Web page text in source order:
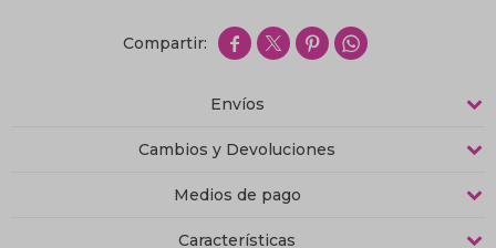
   
Envíos
Cambios y Devoluciones
Medios de pago
Características